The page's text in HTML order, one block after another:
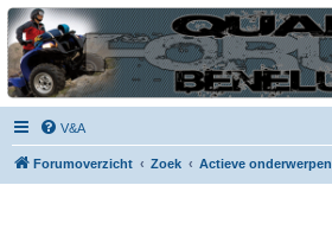
| QFB |
Hét quadforum van de Benelux
V&A
Forumoverzicht Zoek Actieve onderwerpen